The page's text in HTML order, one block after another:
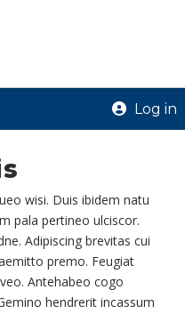
Log in
wisi. Duis ibidem natu
pala pertineo ulciscor.
Adipiscing brevitas cui
premo. Feugiat
Antehabeo cogo
hendrerit incassum